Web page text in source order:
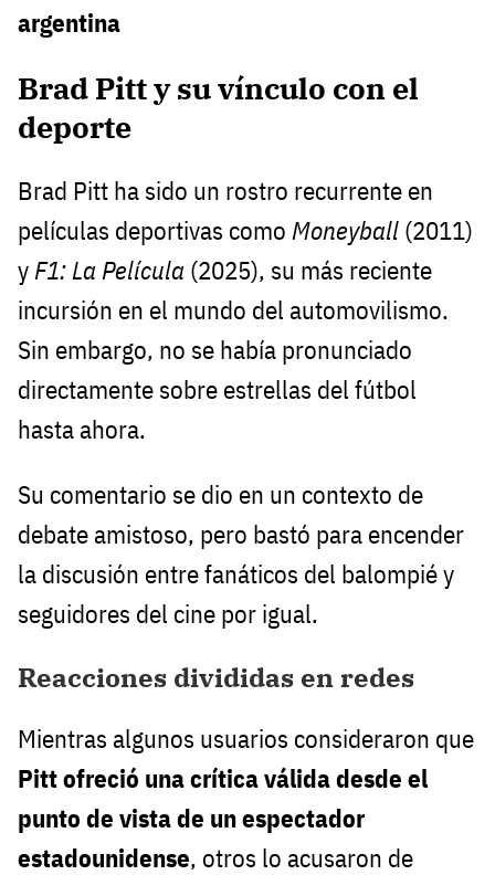
argentina
Brad Pitt y su vínculo con el
deporte
Brad Pitt ha sido un rostro recurrente en
películas deportivas como Moneyball (2011)
y F1: La Película (2025), su más reciente
incursión en el mundo del automovilismo.
Sin embargo, no se había pronunciado
directamente sobre estrellas del fútbol
hasta ahora.
Su comentario se dio en un contexto de
debate amistoso, pero bastó para encender
la discusión entre fanáticos del balompié y
seguidores del cine por igual.
Reacciones divididas en redes
Mientras algunos usuarios consideraron que
Pitt ofreció una crítica válida desde el
punto de vista de un espectador
estadounidense, otros lo acusaron de